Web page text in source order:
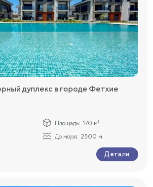
дуплекс в городе Фетхие
Площадь: 170 м²
До моря: 2500 м
Детали